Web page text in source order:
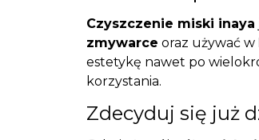
Czyszczenie miski inaya
zmywarce oraz używać w
estetykę nawet po
korzystania.
Zdecyduj się już